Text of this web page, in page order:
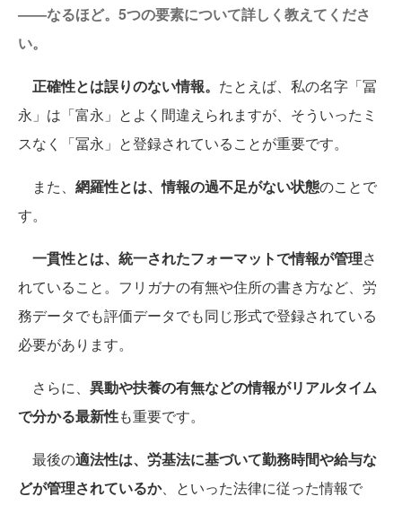
——なるほど。5つの要素について詳しく教えてくださ
い。
正確性とは誤りのない情報。 たとえば、私の名字「冨
永」は「富永」とよく間違えられますが、そういったミ
スなく「冨永」と登録されていることが重要です。
また、 網羅性とは、情報の過不足がない状態のことで
す。
一貫性とは、統一されたフォーマットで情報が管理さ
れていること。フリガナの有無や住所の書き方など、労
務データでも評価データでも同じ形式で登録されている
必要があります。
さらに、 異動や扶養の有無などの情報がリアルタイム
で分かる最新性も重要です。
最後の適法性は、労基法に基づいて勤務時間や給与な
どが管理されているか、といった法律に従った情報で